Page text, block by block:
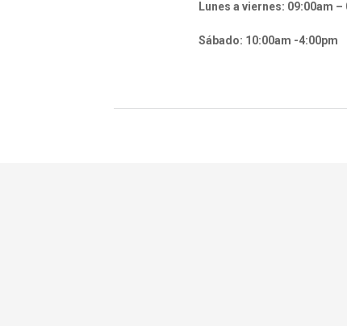
Lunes a viernes: 09:00am –
Sábado: 10:00am -4:00pm